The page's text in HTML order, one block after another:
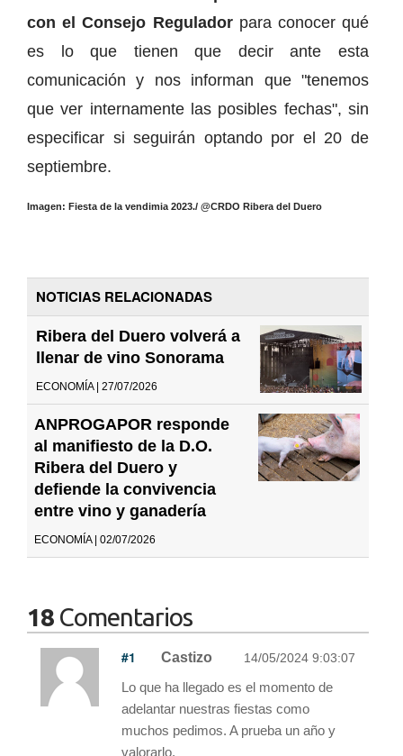
con el Consejo Regulador para conocer qué
es lo que tienen que decir ante esta
comunicación y nos informan que "tenemos
que ver internamente las posibles fechas", sin
especificar si seguirán optando por el 20 de
septiembre.
Imagen: Fiesta de la vendimia 2023./ @CRDO Ribera del Duero
NOTICIAS RELACIONADAS
Ribera del Duero volverá a
llenar de vino Sonorama
ECONOMÍA | 27/07/2026
ANPROGAPOR responde
al manifiesto de la D.O.
Ribera del Duero y
defiende la convivencia
entre vino y ganadería
ECONOMÍA | 02/07/2026
18 Comentarios
#1 Castizo 14/05/2024 9:03:07
Lo que ha llegado es el momento de
adelantar nuestras fiestas como
muchos pedimos. A prueba un año y
valorarlo.